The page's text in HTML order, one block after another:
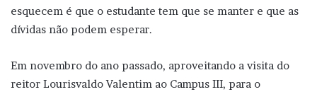
esquecem é que o estudante tem que se manter e que as
dívidas não podem esperar.
Em novembro do ano passado, aproveitando a visita do
reitor Lourisvaldo Valentim ao Campus III, para o